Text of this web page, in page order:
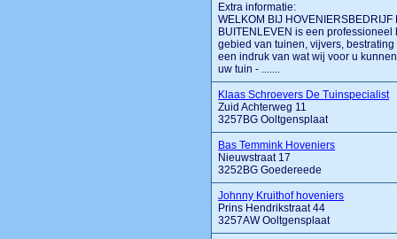
Extra informatie:
WELKOM BIJ
BUITENLEVEN is een
gebied van tuinen, vijvers,
een indruk van wat wij voor u
uw tuin - .......
Klaas Schroevers De Tuinspecialist
Zuid Achterweg 11
3257BG Ooltgensplaat
Bas Temmink Hoveniers
Nieuwstraat 17
3252BG Goedereede
Johnny Kruithof hoveniers
Prins Hendrikstraat 44
3257AW Ooltgensplaat